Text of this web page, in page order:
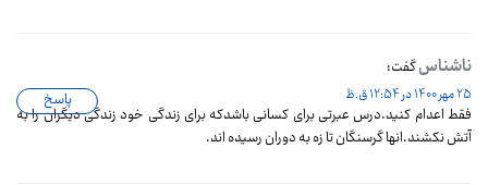
ناشناسگفت:
25 مهر 1400 در 12:54 ق.ظ
فقط اعدام کنید.درس عبرتی برای کسانی باشدکه برای زندگی خود زندگی دیگران را به
آتش نکشند.انها گرسنگان تا زه به دوران رسیده اند.
پاسخ